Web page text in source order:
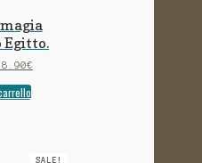
Egitto.
€
SALE!